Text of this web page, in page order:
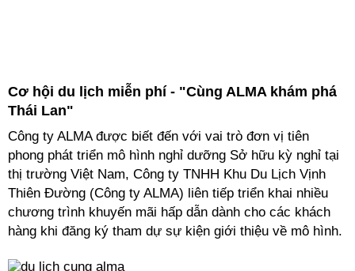
Cơ hội du lịch miễn phí - "Cùng ALMA khám phá
Thái Lan"
Công ty ALMA được biết đến với vai trò đơn vị tiên
phong phát triển mô hình nghỉ dưỡng Sở hữu kỳ nghỉ tại
thị trường Việt Nam, Công ty TNHH Khu Du Lịch Vịnh
Thiên Đường (Công ty ALMA) liên tiếp triển khai nhiều
chương trình khuyến mãi hấp dẫn dành cho các khách
hàng khi đăng ký tham dự sự kiện giới thiệu về mô hình.